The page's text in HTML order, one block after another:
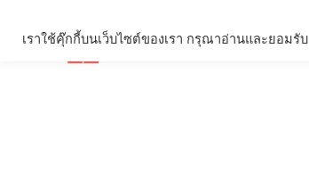
เราใช้คุ๊กกี้บนเว็บไซต์ของเรา กรุณาอ่านและยอมรับ